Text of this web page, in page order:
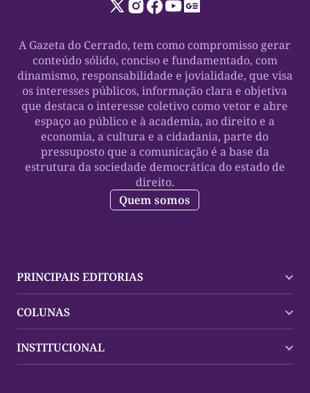
A Gazeta do Cerrado, tem como compromisso gerar
conteúdo sólido, conciso e fundamentado, com
dinamismo, responsabilidade e jovialidade, que visa
os interesses públicos, informação clara e objetiva
que destaca o interesse coletivo como vetor e abre
espaço ao público e à academia, ao direito e a
economia, a cultura e a cidadania, parte do
pressuposto que a comunicação é a base da
estrutura da sociedade democrática do estado de
direito.
Quem somos
PRINCIPAIS EDITORIAS
Palmas
Mundo
COLUNAS
Policial
INSTITUCIONAL